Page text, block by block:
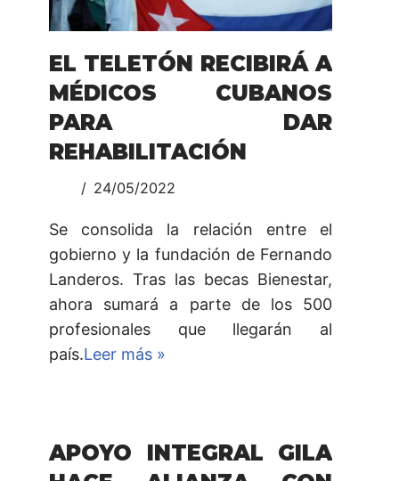
EL TELETÓN RECIBIRÁ A
MÉDICOS CUBANOS
PARA DAR
REHABILITACIÓN
24/05/2022
Se consolida la relación entre el
gobierno y la fundación de Fernando
Landeros. Tras las becas Bienestar,
ahora sumará a parte de los 500
profesionales que llegarán al
país.Leer más »
APOYO INTEGRAL GILA